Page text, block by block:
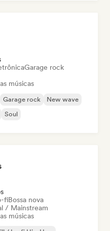
Garage rock
músicas
Garage rock
New wave
Soul
fiBossa nova
/ Mainstream
músicas